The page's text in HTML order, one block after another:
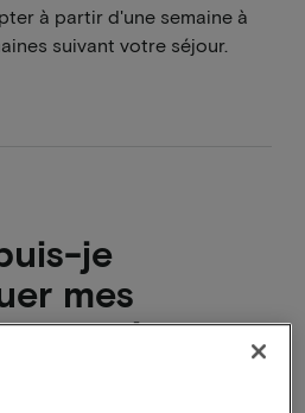
à partir d'une semaine à
suivant votre séjour.
je
mes
exigences
?